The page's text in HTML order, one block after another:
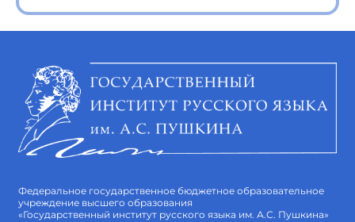
Федеральное государственное бюджетное образовательное
учреждение высшего образования
«Государственный институт русского языка им. А.С. Пушкина»